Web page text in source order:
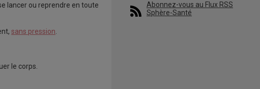
Abonnez-vous au Flux RSS
Sphère-Santé
lancer ou reprendre en toute
sans pression
le corps.